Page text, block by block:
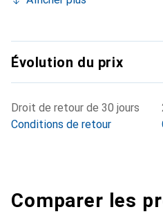
Évolution du prix
Droit de retour de 30 jours
Conditions de retour
Comparer les